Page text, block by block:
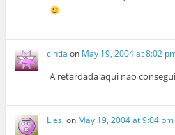
cintia on May 19, 2004 at 8:02
A retardada aqui nao
Liesl on May 19, 2004 at 9:04 pm